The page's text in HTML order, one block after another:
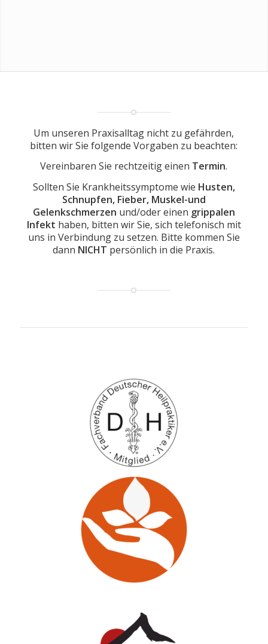
Um unseren Praxisalltag nicht zu gefährden,
bitten wir Sie folgende Vorgaben zu beachten:
Vereinbaren Sie rechtzeitig einen Termin.
Sollten Sie Krankheitssymptome wie Husten,
Schnupfen, Fieber, Muskel-und
Gelenkschmerzen und/oder einen grippalen
Infekt haben, bitten wir Sie, sich telefonisch mit
uns in Verbindung zu setzen. Bitte kommen Sie
dann NICHT persönlich in die Praxis.